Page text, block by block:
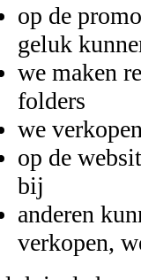
op de
geluk
we maken
folders
we
op de
bij
anderen
verkopen,